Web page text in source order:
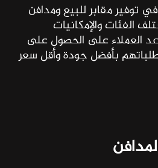
توفير مقابر للبيع ومدافن
الفئات والإمكانيات
العملاء على الحصول على
بأفضل جودة وأقل سعر